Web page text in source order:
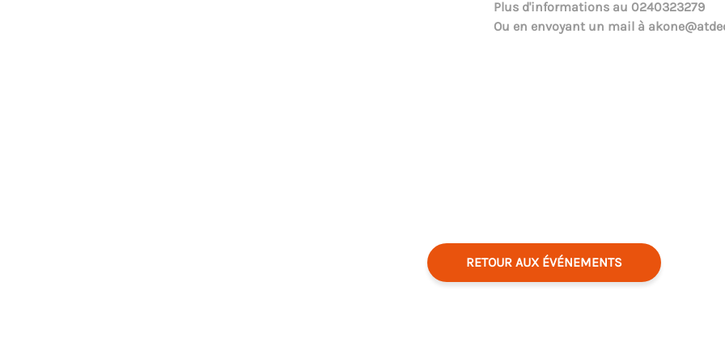
Plus d'informations au 0240323279
Ou en envoyant un mail à
RETOUR AUX ÉVÉNEMENTS